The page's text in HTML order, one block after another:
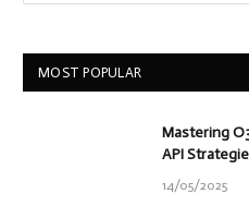
MOST POPULAR
Mastering
API
14/05/2025